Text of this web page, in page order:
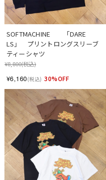
SOFTMACHINE　　「DARE
LS」　プリントロングスリーブ
ティーシャツ
¥8,800(税込)
¥6,160(税込) 30%OFF